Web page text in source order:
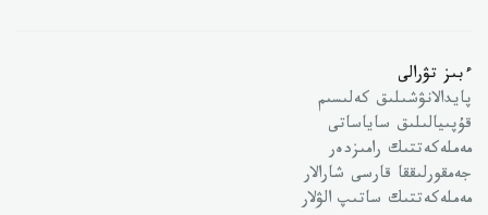
ءبىز تۋرالى
پايدالانۋشىلىق كەلىسىم
قۇپىيالىلىق ساياساتى
مەملەكەتتىك رامىزدەر
جەمقورلىققا قارسى شارالار
مەملەكەتتىك ساتىپ الۋلار